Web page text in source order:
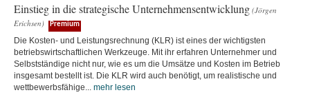
Einstieg in die strategische Unternehmensentwicklung (Jörgen
Erichsen)
Premium
Die Kosten- und Leistungsrechnung (KLR) ist eines der wichtigsten
betriebswirtschaftlichen Werkzeuge. Mit ihr erfahren Unternehmer und
Selbstständige nicht nur, wie es um die Umsätze und Kosten im Betrieb
insgesamt bestellt ist. Die KLR wird auch benötigt, um realistische und
wettbewerbsfähige... mehr lesen